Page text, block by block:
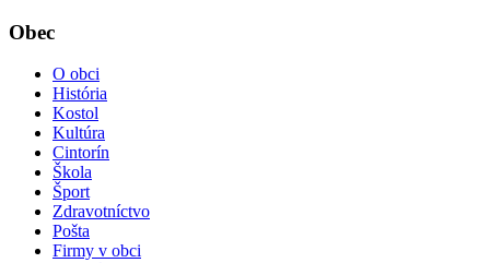
Obec
O obci
História
Kostol
Kultúra
Cintorín
Škola
Šport
Zdravotníctvo
Pošta
Firmy v obci